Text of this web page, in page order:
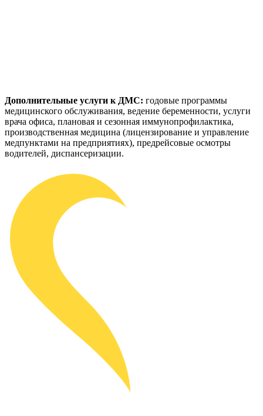
Дополнительные услуги к ДМС: годовые программы
медицинского обслуживания, ведение беременности, услуги
врача офиса, плановая и сезонная иммунопрофилактика,
производственная медицина (лицензирование и управление
медпунктами на предприятиях), предрейсовые осмотры
водителей, диспансеризации.